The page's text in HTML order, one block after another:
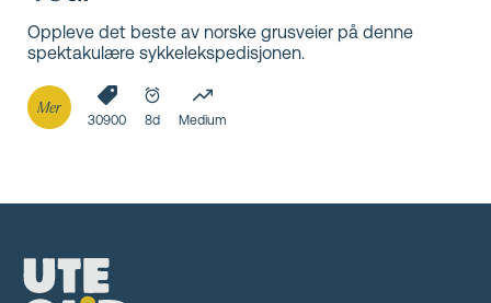
Oppleve det beste av norske grusveier på denne
spektakulære sykkelekspedisjonen.
Mer
30900 8d Medium